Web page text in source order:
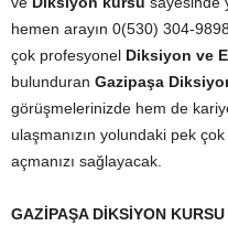
hemen arayın 0(530) 304-
çok profesyonel Diksiyon ve
bulunduran Gazipaşa
görüşmelerinizde hem de
ulaşmanızın yolundaki pek
açmanızı sağlayacak.
GAZİPAŞA DİKSİYON